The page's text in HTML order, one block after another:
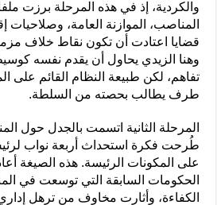
والكردية، إذ في هذه المرحلة برزت
المناصب، الموازنة العامة،
قضايا اعتادت أن تكون نقاط خلاف
وهنا الزيدي يحاول أن يقدم نفسه
تفاهم، لكن طبيعة النظام القائم
طرف يطالب بحصته من السلطة.
المرحلة الثانية اتسمت بالجدل حول
طُرحت فكرة استحداث أربعة نواب
على المكونات الرئيسة. هذه الصيغة
الحكومات السابقة التي توسعت في
الكفاءة، وأثارت مخاوف من ترهل